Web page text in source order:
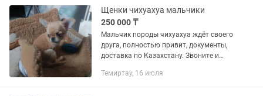
Щенки чихуахуа мальчики
250 000 ₸
Мальчик породы чихуахуа ждёт своего
друга, полностью привит, документы,
доставка по Казахстану. Звоните и
Темиртау, 16 июля